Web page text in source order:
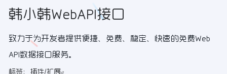
韩小韩WebAPI接口
致力于为开发者提供便捷、免费、稳定、快速的免费Web
API数据接口服务。
标签： 插件/扩展